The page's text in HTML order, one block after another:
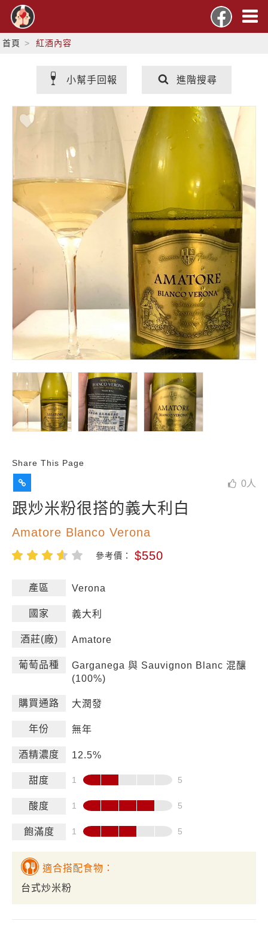
首頁 紅酒內容
小幫手回報 進階搜尋
Share This Page
0人
跟炒米粉很搭的義大利白
Amatore Blanco Verona
參考價： $550
產區 Verona
國家 義大利
酒莊(廠) Amatore
葡萄品種
Garganega 與 Sauvignon Blanc 混釀
(100%)
購買通路 大潤發
年份 無年
酒精濃度 12.5%
甜度
酸度
飽滿度
適合搭配食物：
台式炒米粉